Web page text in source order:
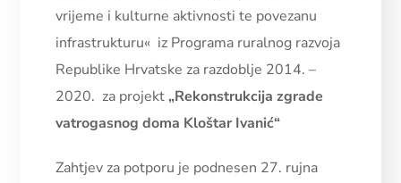
vrijeme i kulturne aktivnosti te povezanu
infrastrukturu« iz Programa ruralnog razvoja
Republike Hrvatske za razdoblje 2014. –
2020. za projekt „Rekonstrukcija zgrade
vatrogasnog doma Kloštar Ivanić“
Zahtjev za potporu je podnesen 27. rujna